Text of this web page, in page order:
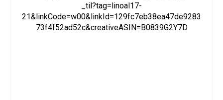
_til?tag=linoal17-
21&linkCode=w00&linkId=129fc7eb38ea47de9283
73f4f52ad52c&creativeASIN=B0839G2Y7D